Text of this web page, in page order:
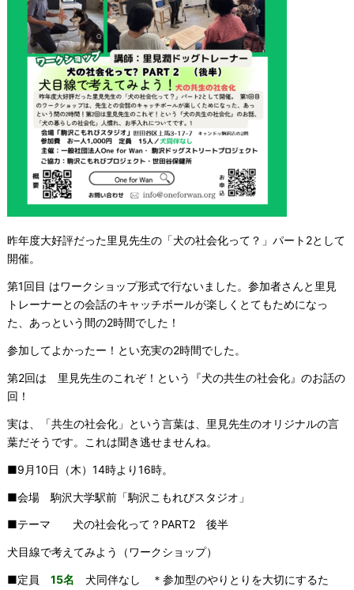
昨年度大好評だった里見先生の「犬の社会化って？」パート2として
開催。
第1回目 はワークショップ形式で行ないました。参加者さんと里見
トレーナーとの会話のキャッチボールが楽しくとてもためになっ
た、あっという間の2時間でした！
参加してよかったー！とい充実の2時間でした。
第2回は 里見先生のこれぞ！という『犬の共生の社会化』のお話の
回！
実は、「共生の社会化」という言葉は、里見先生のオリジナルの言
葉だそうです。これは聞き逃せませんね。
■9月10日（木）14時より16時。
■会場 駒沢大学駅前「駒沢こもれびスタジオ」
■テーマ 犬の社会化って？PART2 後半
犬目線で考えてみよう（ワークショップ）
■定員 15名 犬同伴なし ＊参加型のやりとりを大切にするた